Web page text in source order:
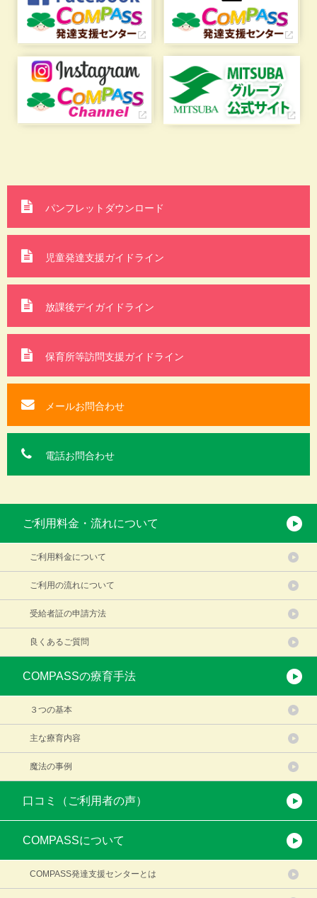
ご利用料金・流れについて
ご利用料金について
ご利用の流れについて
受給者証の申請方法
良くあるご質問
COMPASSの療育手法
３つの基本
主な療育内容
魔法の事例
口コミ（ご利用者の声）
COMPASSについて
COMPASS発達支援センターとは
パンフレットダウンロード
児童発達支援ガイドライン
放課後デイガイドライン
保育所等訪問支援ガイドライン
メールお問合わせ
電話お問合わせ